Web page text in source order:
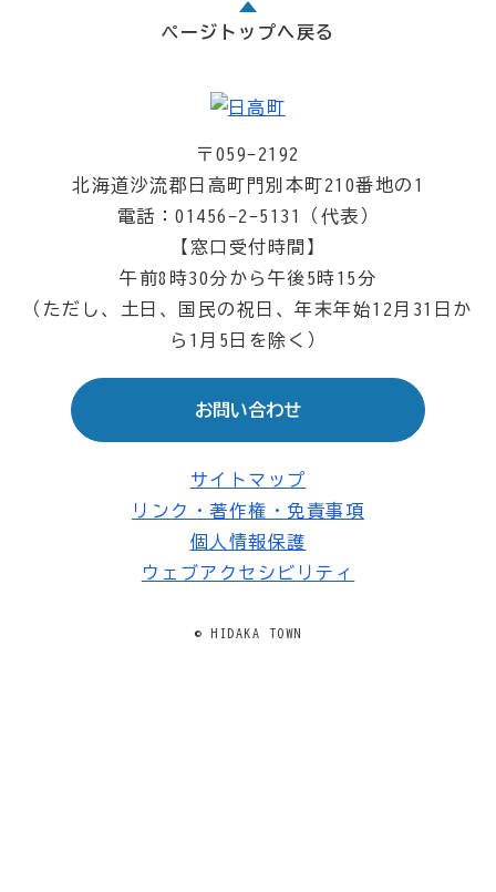
ページトップへ戻る
〒059-2192
北海道沙流郡日高町門別本町210番地の1
電話：01456-2-5131（代表）
【窓口受付時間】
午前8時30分から午後5時15分
（ただし、土日、国民の祝日、年末年始12月31日か
ら1月5日を除く）
お問い合わせ
サイトマップ
リンク・著作権・免責事項
個人情報保護
ウェブアクセシビリティ
© HIDAKA TOWN